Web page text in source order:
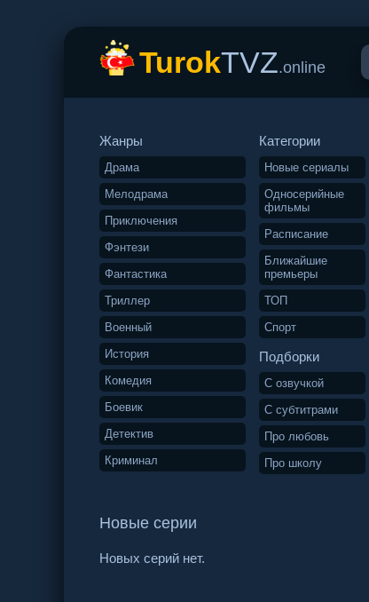
TurokTVZ.online
Жанры
Драма
Мелодрама
Приключения
Фэнтези
Фантастика
Триллер
Военный
История
Комедия
Боевик
Детектив
Криминал
Категории
Новые сериалы
Односерийные
фильмы
Расписание
Ближайшие
премьеры
ТОП
Спорт
Подборки
С озвучкой
С субтитрами
Про любовь
Про школу
Новые серии
Новых серий нет.